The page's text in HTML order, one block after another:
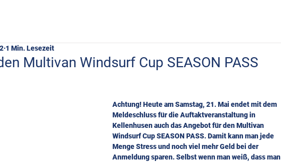
Multivan Windsurf Cup SEASON PASS
1 Min. Lesezeit
Achtung! Heute am Samstag, 21. Mai endet mit dem
Meldeschluss für die Auftaktveranstaltung in
Kellenhusen auch das Angebot für den Multivan
Windsurf Cup SEASON PASS. Damit kann man jede
Menge Stress und noch viel mehr Geld bei der
Anmeldung sparen. Selbst wenn man weiß, dass man